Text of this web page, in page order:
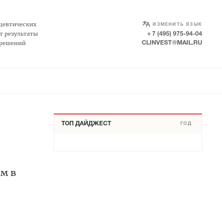
результаты
ИЗМЕНИТЬ ЯЗЫК
SELECT LANGUAGE
+ 7 (495) 975-94-04
CLINVEST@MAIL.RU
в
ТОП ДАЙДЖЕСТ ГОД